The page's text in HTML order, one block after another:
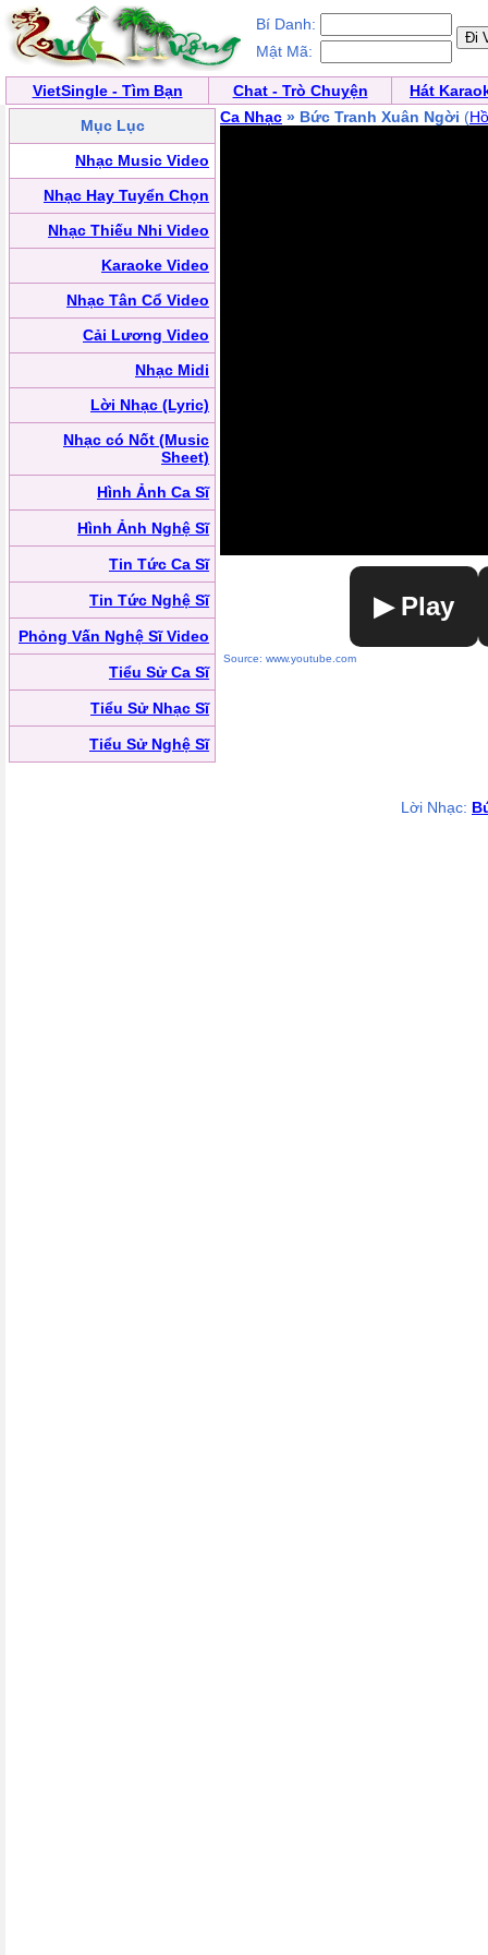
Bí Danh:
Mật Mã:
VietSingle - Tìm Bạn Chat - Trò Chuyện
Hát
Mục Lục
Nhạc Music Video
Nhạc Hay Tuyển Chọn
Nhạc Thiếu Nhi Video
Karaoke Video
Nhạc Tân Cổ Video
Cải Lương Video
Nhạc Midi
Lời Nhạc (Lyric)
Nhạc có Nốt (Music
Sheet)
Hình Ảnh Ca Sĩ
Hình Ảnh Nghệ Sĩ
Tin Tức Ca Sĩ
Tin Tức Nghệ Sĩ
Phỏng Vấn Nghệ Sĩ Video
Tiểu Sử Ca Sĩ
Tiểu Sử Nhạc Sĩ
Tiểu Sử Nghệ Sĩ
Ca Nhạc » Bức Tranh Xuân Ngời (
▶ Play
Source: www.youtube.com
Lời Nhạc: